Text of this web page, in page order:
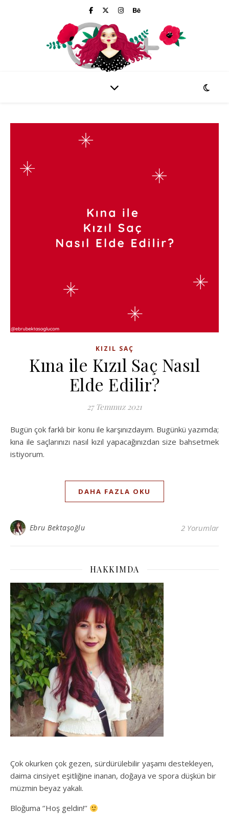
KIZIL SAÇ
Kına ile Kızıl Saç Nasıl
Elde Edilir?
27 Temmuz 2021
Bugün çok farklı bir konu ile karşınızdayım. Bugünkü yazımda;
kına ile saçlarınızı nasıl kızıl yapacağınızdan size bahsetmek
istiyorum.
DAHA FAZLA OKU
Ebru Bektaşoğlu 2 Yorumlar
HAKKIMDA
Çok okurken çok gezen, sürdürülebilir yaşamı destekleyen,
daima cinsiyet eşitliğine inanan, doğaya ve spora düşkün bir
müzmin beyaz yakalı.
Bloğuma ‘’Hoş geldin!’’